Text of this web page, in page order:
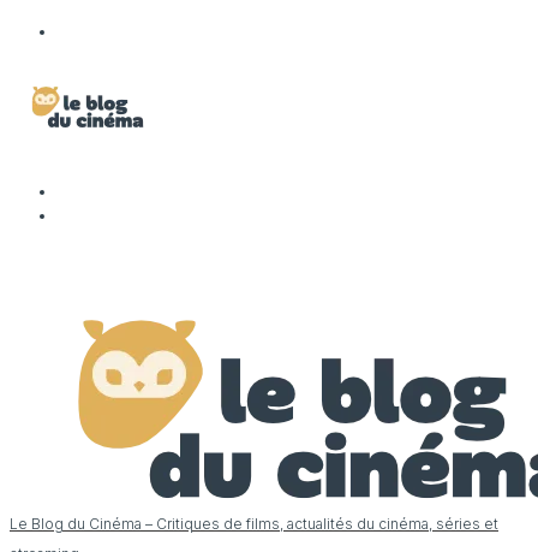
Le Blog du Cinéma – Critiques de films, actualités du cinéma, séries et